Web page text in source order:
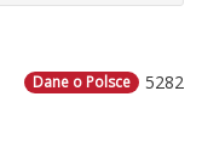
5282
Dane o Polsce